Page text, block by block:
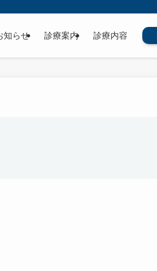
知らせ 診療案内 診療内容